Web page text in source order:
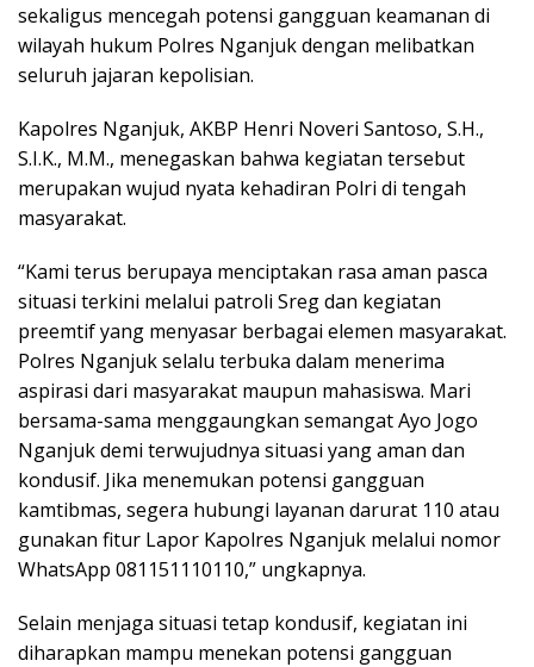
sekaligus mencegah potensi gangguan keamanan di
wilayah hukum Polres Nganjuk dengan melibatkan
seluruh jajaran kepolisian.
Kapolres Nganjuk, AKBP Henri Noveri Santoso, S.H.,
S.I.K., M.M., menegaskan bahwa kegiatan tersebut
merupakan wujud nyata kehadiran Polri di tengah
masyarakat.
“Kami terus berupaya menciptakan rasa aman pasca
situasi terkini melalui patroli Sreg dan kegiatan
preemtif yang menyasar berbagai elemen masyarakat.
Polres Nganjuk selalu terbuka dalam menerima
aspirasi dari masyarakat maupun mahasiswa. Mari
bersama-sama menggaungkan semangat Ayo Jogo
Nganjuk demi terwujudnya situasi yang aman dan
kondusif. Jika menemukan potensi gangguan
kamtibmas, segera hubungi layanan darurat 110 atau
gunakan fitur Lapor Kapolres Nganjuk melalui nomor
WhatsApp 081151110110,” ungkapnya.
Selain menjaga situasi tetap kondusif, kegiatan ini
diharapkan mampu menekan potensi gangguan